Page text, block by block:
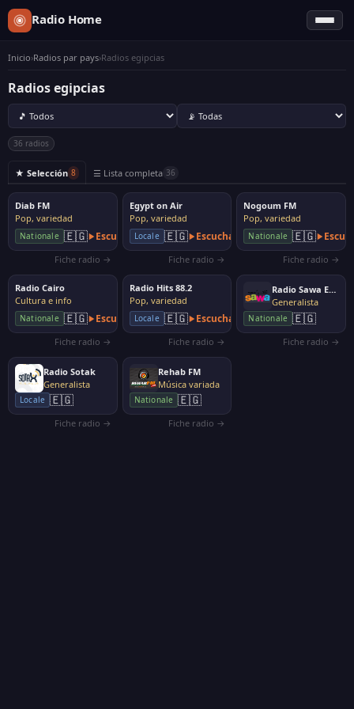
Radio Home
Inicio›Radios par pays›Radios egipcias
Radios egipcias
36 radios
★ Selección 8 ☰ Lista completa 36
Diab FM
Pop, variedad
Nationale 🇪🇬 Escuchar
Fiche radio →
Egypt on Air
Pop, variedad
Locale 🇪🇬 Escuchar
Fiche radio →
Nogoum FM
Pop, variedad
Nationale 🇪🇬
Fiche radio →
Radio Cairo
Cultura e info
Nationale 🇪🇬 Escuchar
Fiche radio →
Radio Hits 88.2
Pop, variedad
Locale 🇪🇬 Escuchar
Fiche radio →
Radio Sawa Egypt
Generalista
Nationale 🇪🇬
Fiche radio →
Radio Sotak
Generalista
Locale 🇪🇬
Fiche radio →
Rehab FM
Música variada
Nationale 🇪🇬
Fiche radio →